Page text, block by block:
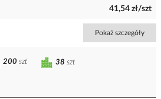
41,54 zł/szt
Pokaż szczegóły
38 szt
200 szt